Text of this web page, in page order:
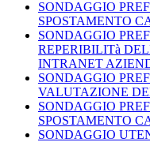
SONDAGGIO
SPOSTAMENTO
SONDAGGIO
REPERIBILITà
INTRANET
SONDAGGIO
VALUTAZIONE
SONDAGGIO
SPOSTAMENTO
SONDAGGIO